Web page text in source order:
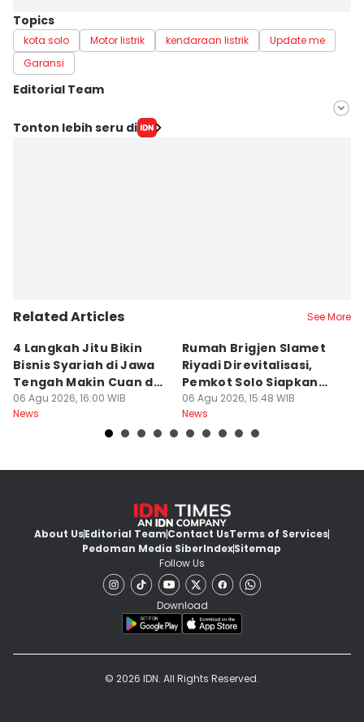
Topics
kota solo Motor listrik kendaraan listrik
Update me
Garansi
Editorial Team
Editor
Tonton lebih seru di
Related Articles See More
4 Langkah Jitu Bikin
Bisnis Syariah di Jawa
Tengah Makin Cuan dan
Berkah
06 Agu 2026, 16:00 WIB
News
Rumah Brigjen Slamet
Riyadi Direvitalisasi,
Pemkot Solo Siapkan
Museum Sejarah
06 Agu 2026, 15:48 WIB
News
About UsEditorial TeamContact UsTerms of Services
Pedoman Media SiberIndexSitemap
Follow Us
Download
© 2026 IDN. All Rights Reserved.